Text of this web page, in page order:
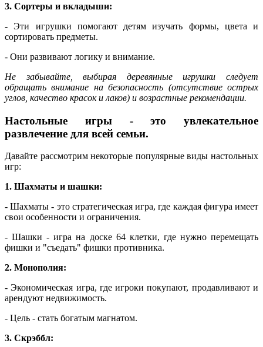
3. Сортеры и вкладыши:
- Эти игрушки помогают детям изучать формы, цвета и
сортировать предметы.
- Они развивают логику и внимание.
Не забывайте, выбирая деревянные игрушки следует
обращать внимание на безопасность (отсутствие острых
углов, качество красок и лаков) и возрастные рекомендации.
Настольные игры - это увлекательное
развлечение для всей семьи.
Давайте рассмотрим некоторые популярные виды настольных
игр:
1. Шахматы и шашки:
- Шахматы - это стратегическая игра, где каждая фигура имеет
свои особенности и ограничения.
- Шашки - игра на доске 64 клетки, где нужно перемещать
фишки и "съедать" фишки противника.
2. Монополия:
- Экономическая игра, где игроки покупают, продавливают и
арендуют недвижимость.
- Цель - стать богатым магнатом.
3. Скрэббл: